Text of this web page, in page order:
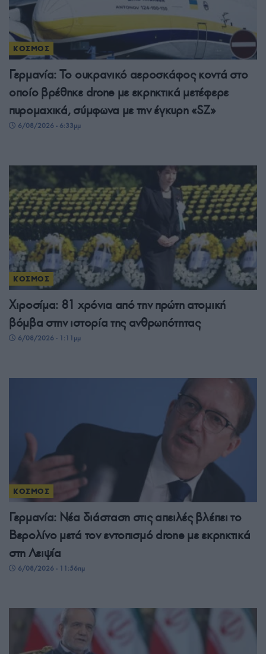
ΚΟΣΜΟΣ
Γερμανία: Το ουκρανικό αεροσκάφος κοντά στο
οποίο βρέθηκε drone με εκρηκτικά μετέφερε
πυρομαχικά, σύμφωνα με την έγκυρη «SZ»
6/08/2026 - 6:33μμ
ΚΟΣΜΟΣ
Χιροσίμα: 81 χρόνια από την πρώτη ατομική
βόμβα στην ιστορία της ανθρωπότητας
6/08/2026 - 1:11μμ
ΚΟΣΜΟΣ
Γερμανία: Νέα διάσταση στις απειλές βλέπει το
Βερολίνο μετά τον εντοπισμό drone με εκρηκτικά
στη Λειψία
6/08/2026 - 11:56πμ